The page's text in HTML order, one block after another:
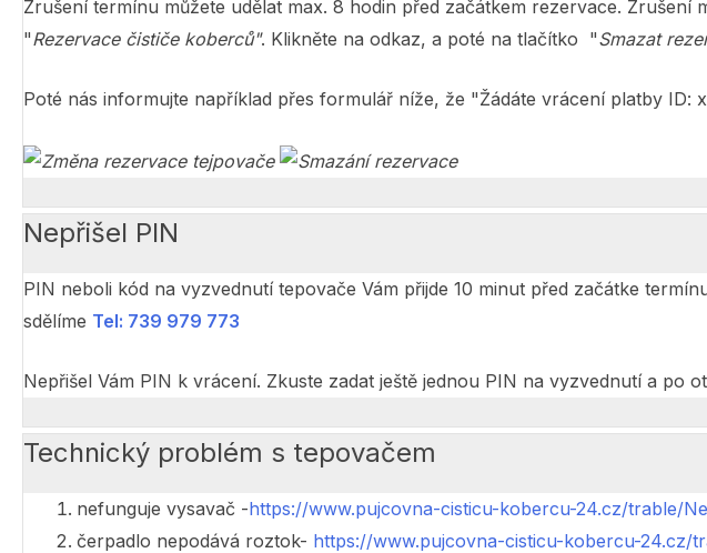
Zrušení termínu můžete udělat max. 8 hodin před začátkem rezervace.
"Rezervace čističe koberců". Klikněte na odkaz, a poté na tlačítko "Smazat
Poté nás informujte například přes formulář níže, že "Žádáte vrácení platby ID:
Nepřišel PIN
PIN neboli kód na vyzvednutí tepovače Vám přijde 10 minut před začátke
sdělíme Tel: 739 979 773
Nepřišel Vám PIN k vrácení. Zkuste zadat ještě jednou PIN na vyzvednutí a po
Technický problém s tepovačem
nefunguje vysavač -https://www.pujcovna-cisticu-kobercu-24.cz/trable/
čerpadlo nepodává roztok- https://www.pujcovna-cisticu-kobercu-24.cz/